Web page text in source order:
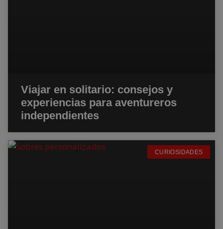
Viajar en solitario: consejos y
experiencias para aventureros
independientes
CURIOSIDADES